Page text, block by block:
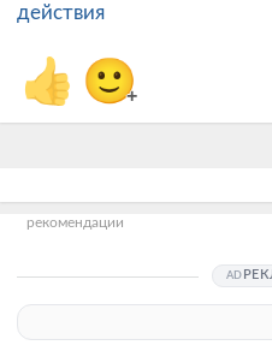
действия
👍 🙂+
рекомендации